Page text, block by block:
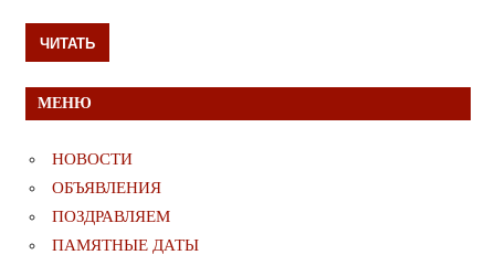
ЧИТАТЬ
МЕНЮ
НОВОСТИ
ОБЪЯВЛЕНИЯ
ПОЗДРАВЛЯЕМ
ПАМЯТНЫЕ ДАТЫ